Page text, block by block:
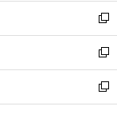
く
で
開
く
ド
ウ
で
開
く
ウ
ィ
ン
ド
ウ
で
開
し
い
ウ
ィ
ン
ド
ウ
新
し
い
ウ
ィ
ン
新
し
い
ウ
新
し